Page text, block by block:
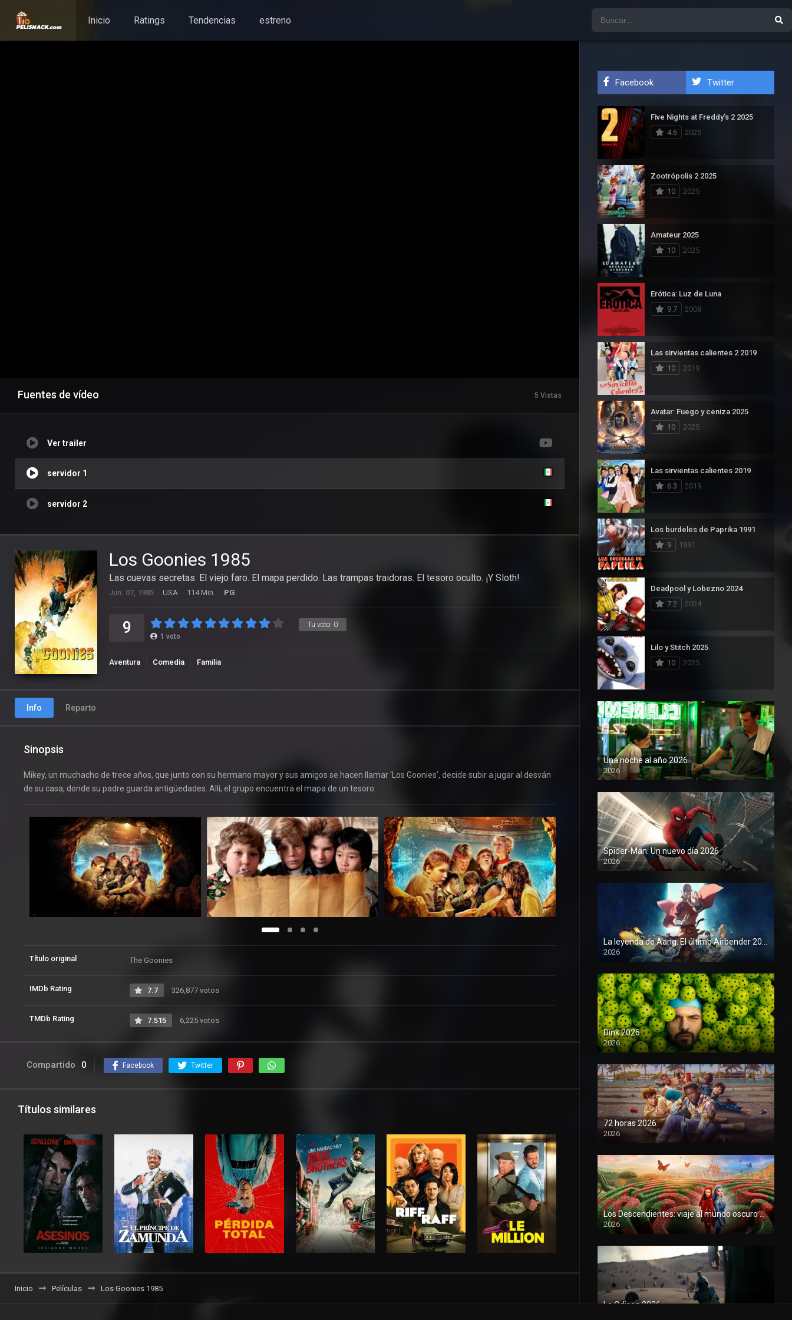
Inicio Ratings Tendencias estreno
Fuentes de vídeo 5 Vistas
Ver trailer
servidor 1
servidor 2
Los Goonies 1985
Las cuevas secretas. El viejo faro. El mapa perdido. Las trampas traidoras. El tesoro oculto. ¡Y Sloth!
Jun. 07, 1985 USA 114 Min. PG
Tu voto: 0
9 1 voto
Aventura Comedia Familia
Info Reparto
Sinopsis
Mikey, un muchacho de trece años, que junto con su hermano mayor y sus amigos se hacen llamar ‘Los Goonies’, decide subir a jugar al desván
de su casa, donde su padre guarda antigüedades. Allí, el grupo encuentra el mapa de un tesoro.
Título original The Goonies
IMDb Rating 7.7 326,877 votos
TMDb Rating 7.515 6,225 votos
Compartido 0 Facebook Twitter
Títulos similares
Inicio Películas Los Goonies 1985
Facebook Twitter
Five Nights at Freddy’s 2 2025
4.6
2025
Zootrópolis 2 2025
10
2025
Amateur 2025
10
2025
Erótica: Luz de Luna
9.7
2008
Las sirvientas calientes 2 2019
10
2019
Avatar: Fuego y ceniza 2025
10
2025
Las sirvientas calientes 2019
6.3
2019
Los burdeles de Paprika 1991
9
1991
Deadpool y Lobezno 2024
7.2
2024
Lilo y Stitch 2025
10
2025
Una noche al año 2026
2026
1080P
Spider-Man: Un nuevo día 2026
2026
1080P
2026
1080P
Dink 2026
2026
1080P
72 horas 2026
2026
1080P
Los Descendientes: viaje al mundo oscuro 2026
2026
1080P
La Odisea 2026